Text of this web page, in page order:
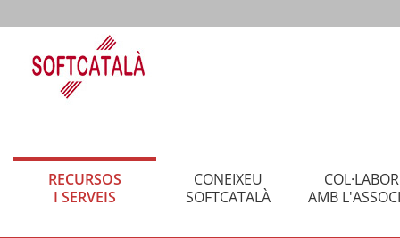
RECURSOS
I SERVEIS
CONEIXEU
SOFTCATALÀ
AMB